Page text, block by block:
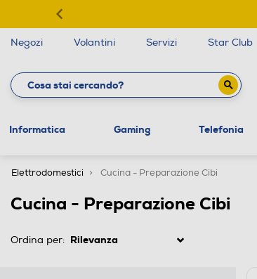
Negozi Volantini Servizi Star Club
Informatica Gaming Telefonia
Elettrodomestici Cucina - Preparazione Cibi
Cucina - Preparazione Cibi
Ordina per: